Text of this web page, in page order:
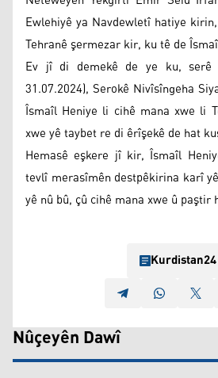
Ewlehiyê ya Navdewletî hatiye
Tehranê şermezar kir, ku tê de
Ev jî di demekê de ye ku, serê
31.07.2024), Serokê Nivîsîngeha
Îsmaîl Heniye li cihê mana xwe li
xwe yê taybet re di êrîşekê de hat
Hemasê eşkere jî kir, Îsmaîl
tevlî merasîmên destpêkirina karî
yê nû bû, çû cihê mana xwe û paştir
Kurdistan24
Nûçeyên Dawî